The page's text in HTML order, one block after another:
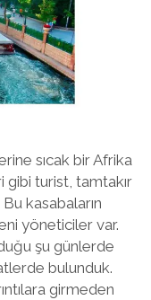
sıcak bir Afrika
gibi turist, tamtakır
kasabaların
yöneticiler var.
şu günlerde
bulunduk.
girmeden